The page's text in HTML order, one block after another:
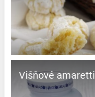
Višňové amaretti